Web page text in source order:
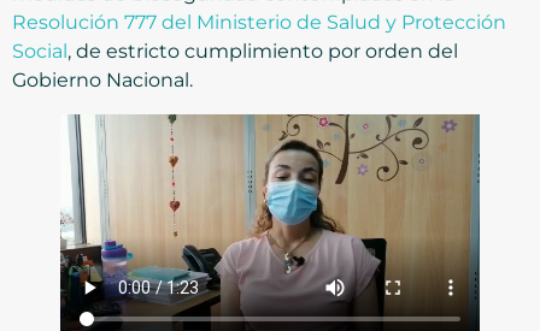
Resolución 777 del Ministerio de Salud y Protección
Social, de estricto cumplimiento por orden del
Gobierno Nacional.